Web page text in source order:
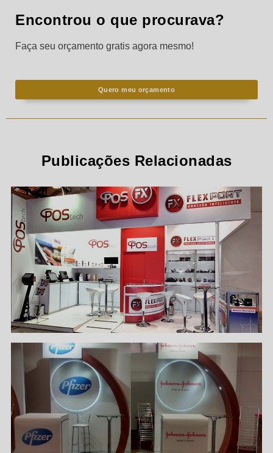
Encontrou o que procurava?
Faça seu orçamento gratis agora mesmo!
Quero meu orçamento
Publicações Relacionadas